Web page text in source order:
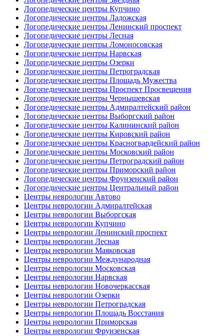
Логопедические центры Купчино
Логопедические центры Ладожская
Логопедические центры Ленинский проспект
Логопедические центры Лесная
Логопедические центры Ломоносовская
Логопедические центры Нарвская
Логопедические центры Озерки
Логопедические центры Петроградская
Логопедические центры Площадь Мужества
Логопедические центры Проспект Просвещения
Логопедические центры Чернышевская
Логопедические центры Адмиралтейский район
Логопедические центры Выборгский район
Логопедические центры Калининский район
Логопедические центры Кировский район
Логопедические центры Красногвардейский район
Логопедические центры Московский район
Логопедические центры Петроградский район
Логопедические центры Приморский район
Логопедические центры Фрунзенский район
Логопедические центры Центральный район
Центры неврологии Автово
Центры неврологии Адмиралтейская
Центры неврологии Выборгская
Центры неврологии Купчино
Центры неврологии Ленинский проспект
Центры неврологии Лесная
Центры неврологии Маяковская
Центры неврологии Международная
Центры неврологии Московская
Центры неврологии Нарвская
Центры неврологии Новочеркасская
Центры неврологии Озерки
Центры неврологии Петроградская
Центры неврологии Площадь Восстания
Центры неврологии Приморская
Центры неврологии Фрунзенская